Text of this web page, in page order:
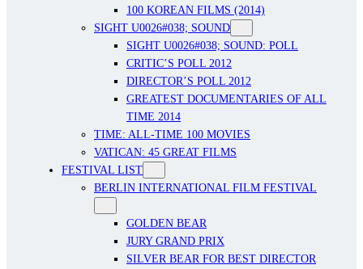
100 KOREAN FILMS (2014)
SIGHT U0026#038; SOUND
SIGHT U0026#038; SOUND: POLL
CRITIC’S POLL 2012
DIRECTOR’S POLL 2012
GREATEST DOCUMENTARIES OF ALL
TIME 2014
TIME: ALL-TIME 100 MOVIES
VATICAN: 45 GREAT FILMS
FESTIVAL LIST
BERLIN INTERNATIONAL FILM FESTIVAL
GOLDEN BEAR
JURY GRAND PRIX
SILVER BEAR FOR BEST DIRECTOR